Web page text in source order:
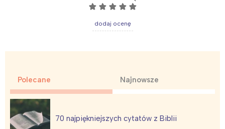
☆ ☆ ☆ ☆ ☆
dodaj ocenę
Polecane Najnowsze
70 najpiękniejszych cytatów z Biblii